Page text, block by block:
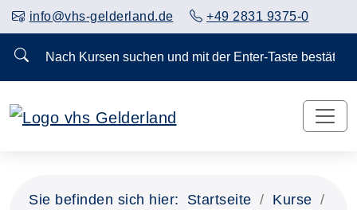
info@vhs-gelderland.de +49 2831 9375-0
Nach Kursen suchen und mit der Enter-Taste
Sie befinden sich hier: Startseite
Kurse